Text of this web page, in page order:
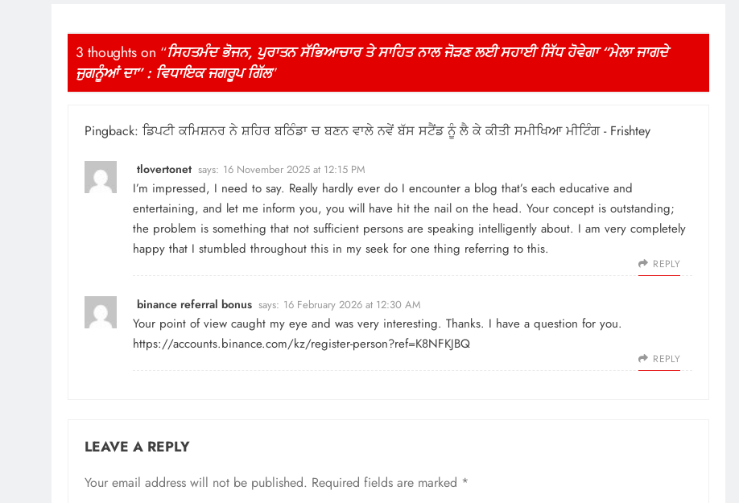
3 thoughts on “ਸਿਹਤਮੰਦ ਭੋਜਨ, ਪੁਰਾਤਨ ਸੱਭਿਆਚਾਰ ਤੇ ਸਾਹਿਤ ਨਾਲ ਜੋੜਣ ਲਈ ਸਹਾਈ ਸਿੱਧ ਹੋਵੇਗਾ “ਮੇਲਾ ਜਾਗਦੇ
ਜੁਗਨੂੰਆਂ ਦਾ” : ਵਿਧਾਇਕ ਜਗਰੂਪ ਗਿੱਲ”
Pingback: ਡਿਪਟੀ ਕਮਿਸ਼ਨਰ ਨੇ ਸ਼ਹਿਰ ਬਠਿੰਡਾ ਚ ਬਣਨ ਵਾਲੇ ਨਵੇਂ ਬੱਸ ਸਟੈਂਡ ਨੂੰ ਲੈ ਕੇ ਕੀਤੀ ਸਮੀਖਿਆ ਮੀਟਿੰਗ - Frishtey
tlovertonet says: 16 November 2025 at 12:15 PM
I’m impressed, I need to say. Really hardly ever do I encounter a blog that’s each educative and
entertaining, and let me inform you, you will have hit the nail on the head. Your concept is outstanding;
the problem is something that not sufficient persons are speaking intelligently about. I am very completely
happy that I stumbled throughout this in my seek for one thing referring to this.
REPLY
binance referral bonus says: 16 February 2026 at 12:30 AM
Your point of view caught my eye and was very interesting. Thanks. I have a question for you.
https://accounts.binance.com/kz/register-person?ref=K8NFKJBQ
REPLY
LEAVE A REPLY
Your email address will not be published. Required fields are marked *